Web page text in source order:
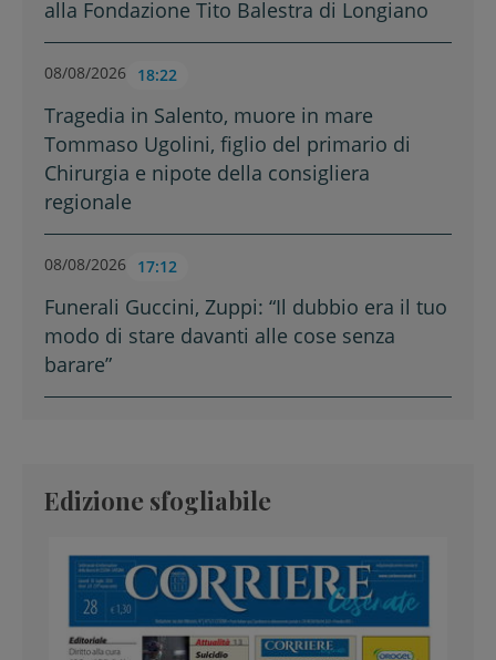
alla Fondazione Tito Balestra di Longiano
08/08/2026 18:22
Tragedia in Salento, muore in mare
Tommaso Ugolini, figlio del primario di
Chirurgia e nipote della consigliera
regionale
08/08/2026 17:12
Funerali Guccini, Zuppi: “Il dubbio era il tuo
modo di stare davanti alle cose senza
barare”
Edizione sfogliabile